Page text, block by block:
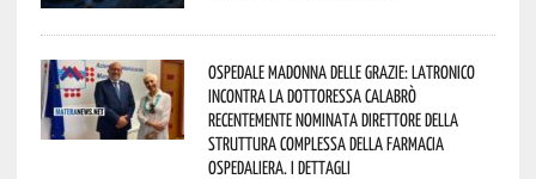
Ospedale Madonna delle Grazie: Latronico
incontra la dottoressa Calabrò
recentemente nominata Direttore della
Struttura Complessa della Farmacia
Ospedaliera. I dettagli